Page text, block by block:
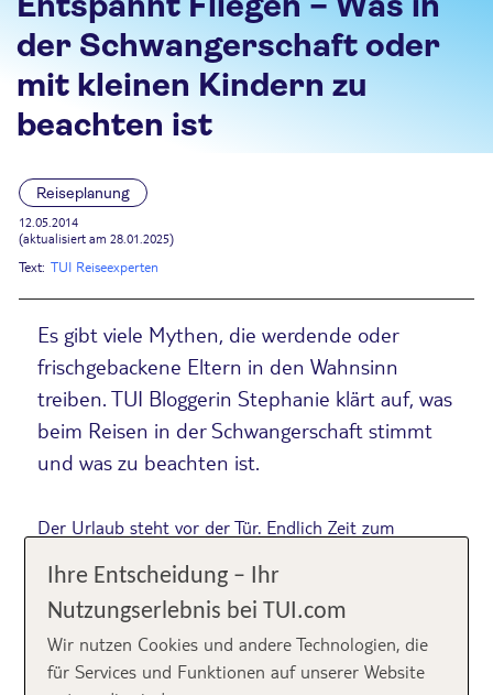
der Schwangerschaft oder
mit kleinen Kindern zu
beachten ist
Reiseplanung
12.05.2014
(aktualisiert am 28.01.2025)
Text: TUI Reiseexperten
Es gibt viele Mythen, die werdende oder
frischgebackene Eltern in den Wahnsinn
treiben. TUI Bloggerin Stephanie klärt auf, was
beim Reisen in der Schwangerschaft stimmt
und was zu beachten ist.
Der Urlaub steht vor der Tür. Endlich Zeit zum
sind oder ein Kleinkind haben? Kann man dann
trotzdem in den Urlaub fahren? Dürfen Schwangere
eigentlich fliegen? Muss ich für mein neugeborenes
Kind eigentlich den Flug bezahlen? Bei den
Ihre Entscheidung – Ihr
Nutzungserlebnis bei TUI.com
Wir nutzen Cookies und andere Technologien, die
für Services und Funktionen auf unserer Website